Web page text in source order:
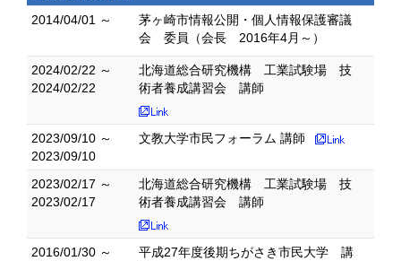
2014/04/01 ～
茅ヶ崎市情報公開・個人情報保護審議
会 委員（会長 2016年4月～）
2024/02/22 ～
2024/02/22
北海道総合研究機構 工業試験場 技
術者養成講習会 講師
2023/09/10 ～
2023/09/10
文教大学市民フォーラム 講師
2023/02/17 ～
2023/02/17
北海道総合研究機構 工業試験場 技
術者養成講習会 講師
2016/01/30 ～
平成27年度後期ちがさき市民大学 講